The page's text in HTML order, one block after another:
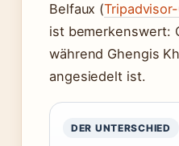
Belfaux (
ist bemerkenswert:
während Ghengis
angesiedelt ist.
DER UNTERSCHIED